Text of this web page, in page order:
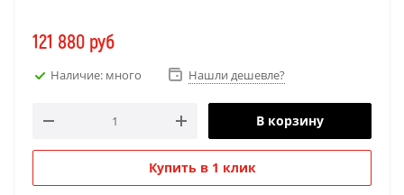
121 880 руб
Наличие: много Нашли дешевле?
В корзину
Купить в 1 клик